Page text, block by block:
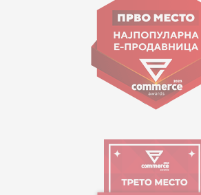
contact@mytime.mk
Orari i punës:
09:00 - 17:00